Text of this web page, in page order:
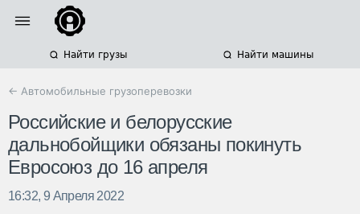
Найти грузы Найти машины
← Автомобильные грузоперевозки
Российские и белорусские
дальнобойщики обязаны покинуть
Евросоюз до 16 апреля
16:32, 9 Апреля 2022